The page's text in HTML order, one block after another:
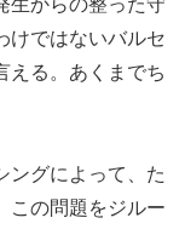
けではないバルセ
える。あくまでち
ングによって、た
この問題をジルー